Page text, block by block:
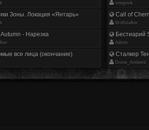
Зоны. Локация «Янтарь»
Autumn - Нарезка
все лица (окончание)
snegovik
Call of
Wolfstalker
Бестиарий
Аdmin
Сталкер
Drone_Ambient